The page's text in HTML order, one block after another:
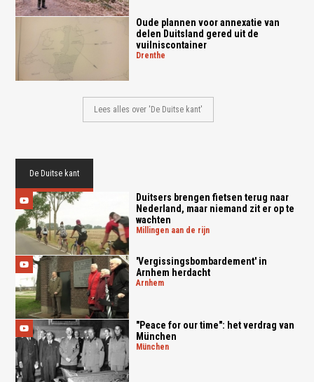
Oude plannen voor annexatie van
delen Duitsland gered uit de
vuilniscontainer
drenthe
Lees alles over 'De Duitse kant'
De Duitse kant
Duitsers brengen fietsen terug naar
Nederland, maar niemand zit er op te
wachten
millingen aan de rijn
'Vergissingsbombardement' in
Arnhem herdacht
arnhem
"Peace for our time": het verdrag van
München
münchen